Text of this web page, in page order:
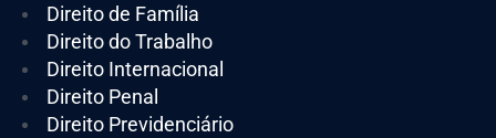
Direito de Família
Direito do Trabalho
Direito Internacional
Direito Penal
Direito Previdenciário